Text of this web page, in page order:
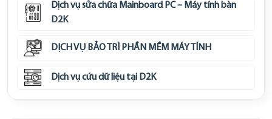
Dịch vụ sửa chữa Mainboard PC – Máy tính bàn
D2K
DỊCH VỤ BẢO TRÌ PHẦN MỀM MÁY TÍNH
Dịch vụ cứu dữ liệu tại D2K